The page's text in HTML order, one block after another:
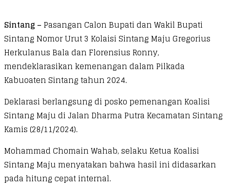
Sintang – Pasangan Calon Bupati dan Wakil Bupati
Sintang Nomor Urut 3 Kolaisi Sintang Maju Gregorius
Herkulanus Bala dan Florensius Ronny,
mendeklarasikan kemenangan dalam Pilkada
Kabuoaten Sintang tahun 2024.
Deklarasi berlangsung di posko pemenangan Koalisi
Sintang Maju di Jalan Dharma Putra Kecamatan Sintang
Kamis (28/11/2024).
Mohammad Chomain Wahab, selaku Ketua Koalisi
Sintang Maju menyatakan bahwa hasil ini didasarkan
pada hitung cepat internal.